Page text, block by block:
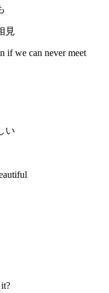
見
if we can never meet
い